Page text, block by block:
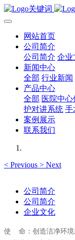
网站首页
公司简介
公司简介 企业
新闻中心
全部 行业新闻
产品中心
全部 医院中心
护对讲系统 手
案例展示
联系我们
< Previous > Next
公司简介
公司简介
企业文化
使 命：创造洁净环境